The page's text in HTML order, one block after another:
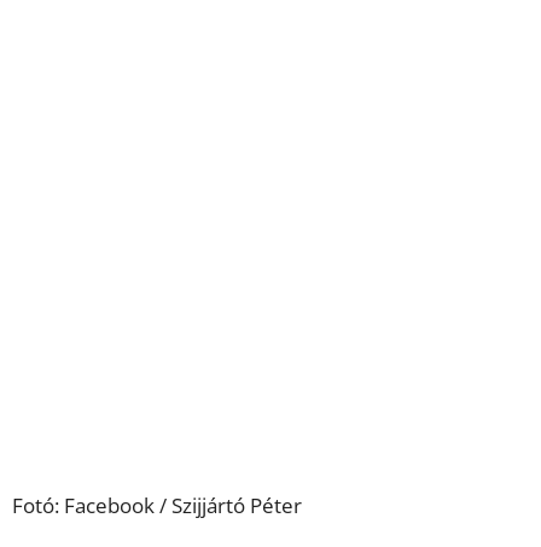
Fotó: Facebook / Szijjártó Péter